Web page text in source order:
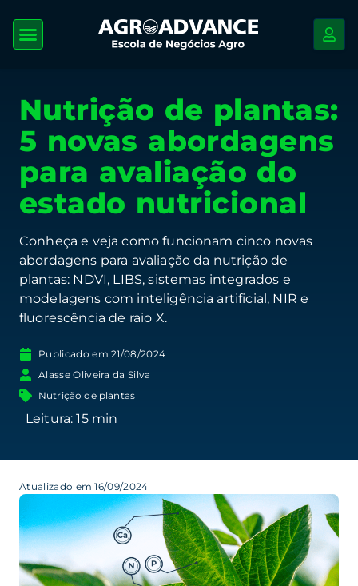
Nutrição de plantas:
5 novas abordagens
para avaliação do
estado nutricional
Conheça e veja como funcionam cinco novas
abordagens para avaliação da nutrição de
plantas: NDVI, LIBS, sistemas integrados e
modelagens com inteligência artificial, NIR e
fluorescência de raio X.
Publicado em 21/08/2024
Alasse Oliveira da Silva
Nutrição de plantas
Atualizado em 16/09/2024